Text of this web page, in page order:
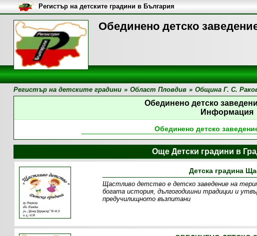
Обединено детско
Регистър на детските градини в България
Регистър на детските градини » Област Пловдив » Община Г. С.
Обединено детско
Информация
Обединено детско
Още Детски градини в
Детска градина
Щастливо детство е детско заведение на
богата история, дългогодишни традиции и
предучилищното възпитани